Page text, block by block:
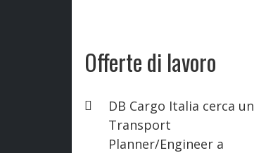
Offerte di lavoro
DB Cargo Italia cerca un
Transport
Planner/Engineer a